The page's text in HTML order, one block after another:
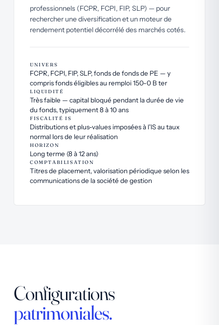
professionnels (FCPR, FCPI, FIP, SLP) — pour
rechercher une diversification et un moteur de
rendement potentiel décorrélé des marchés cotés.
UNIVERS
FCPR, FCPI, FIP, SLP, fonds de fonds de PE — y
compris fonds éligibles au remploi 150-0 B ter
LIQUIDITÉ
Très faible — capital bloqué pendant la durée de vie
du fonds, typiquement 8 à 10 ans
FISCALITÉ IS
Distributions et plus-values imposées à l'IS au taux
normal lors de leur réalisation
HORIZON
Long terme (8 à 12 ans)
COMPTABILISATION
Titres de placement, valorisation périodique selon les
communications de la société de gestion
Configurations
patrimoniales.